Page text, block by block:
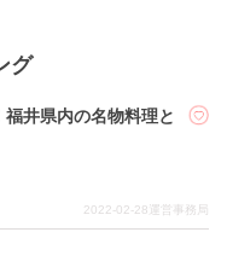
グ
福井県内の名物料理と
2022-02-28運営事務局